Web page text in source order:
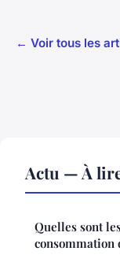
← Voir tous les
Actu — À
Quelles sont
consommation